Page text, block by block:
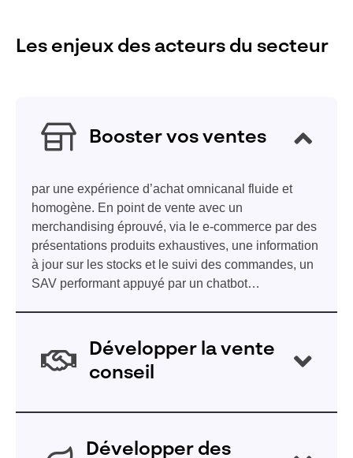
Les enjeux des acteurs du secteur
Booster vos ventes
par une expérience d’achat omnicanal fluide et
homogène. En point de vente avec un
merchandising éprouvé, via le e-commerce par des
présentations produits exhaustives, une information
à jour sur les stocks et le suivi des commandes, un
SAV performant appuyé par un chatbot…
Développer la vente
conseil
des saisonnalités, des linéaires… qui simplifie le
Développer des